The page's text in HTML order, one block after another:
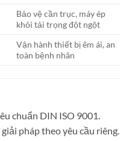
Bảo vệ cần trục, máy ép
khỏi tải trọng đột ngột
Vận hành thiết bị êm ái, an
toàn bệnh nhân
chuẩn DIN ISO 9001.
pháp theo yêu cầu riêng.